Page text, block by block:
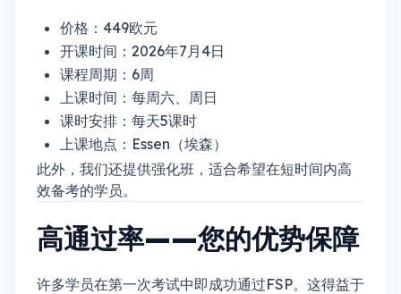
价格：449欧元
开课时间：2026年7月4日
课程周期：6周
上课时间：每周六、周日
课时安排：每天5课时
上课地点：Essen（埃森）
此外，我们还提供强化班，适合希望在短时间内高
效备考的学员。
高通过率——您的优势保障
许多学员在第一次考试中即成功通过FSP。这得益于